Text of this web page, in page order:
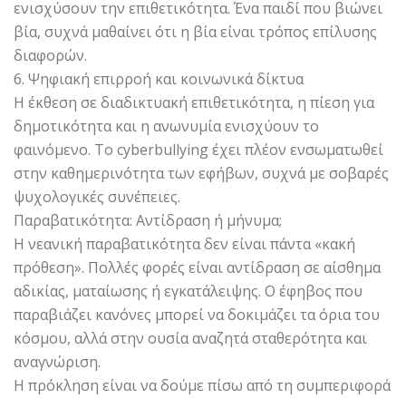
ενισχύσουν την επιθετικότητα. Ένα παιδί που βιώνει
βία, συχνά μαθαίνει ότι η βία είναι τρόπος επίλυσης
διαφορών.
6. Ψηφιακή επιρροή και κοινωνικά δίκτυα
Η έκθεση σε διαδικτυακή επιθετικότητα, η πίεση για
δημοτικότητα και η ανωνυμία ενισχύουν το
φαινόμενο. Το cyberbullying έχει πλέον ενσωματωθεί
στην καθημερινότητα των εφήβων, συχνά με σοβαρές
ψυχολογικές συνέπειες.
Παραβατικότητα: Αντίδραση ή μήνυμα;
Η νεανική παραβατικότητα δεν είναι πάντα «κακή
πρόθεση». Πολλές φορές είναι αντίδραση σε αίσθημα
αδικίας, ματαίωσης ή εγκατάλειψης. Ο έφηβος που
παραβιάζει κανόνες μπορεί να δοκιμάζει τα όρια του
κόσμου, αλλά στην ουσία αναζητά σταθερότητα και
αναγνώριση.
Η πρόκληση είναι να δούμε πίσω από τη συμπεριφορά